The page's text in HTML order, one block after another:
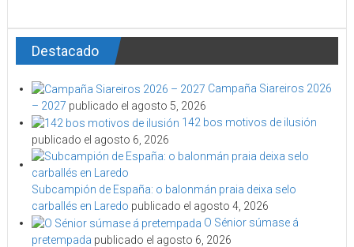
Destacado
Campaña Siareiros 2026
– 2027 publicado el agosto 5, 2026
142 bos motivos de ilusión
publicado el agosto 6, 2026
Subcampión de España: o balonmán praia deixa selo
carballés en Laredo publicado el agosto 4, 2026
O Sénior súmase á
pretempada publicado el agosto 6, 2026